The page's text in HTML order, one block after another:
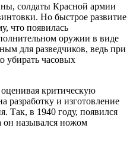
солдаты Красной армии
Но быстрое развитие
что появилась
оружии в виде
для разведчиков, ведь при
убирать часовых
критическую
разработку и изготовление
Так, в 1940 году, появился
он назывался ножом